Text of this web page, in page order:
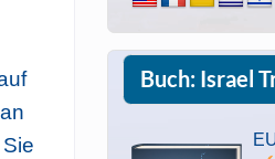
Buch: Israel